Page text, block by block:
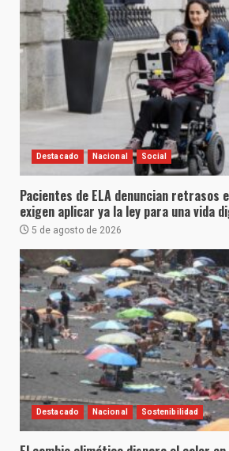
Destacado Nacional Social
Pacientes de ELA denuncian retrasos
exigen aplicar ya la ley para una vida
5 de agosto de 2026
Destacado Nacional Sostenibilidad